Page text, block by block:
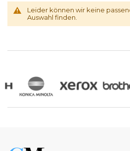
Leider können wir keine
Auswahl finden.